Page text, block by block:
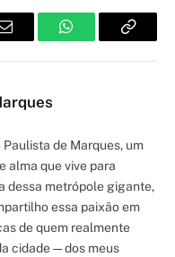
Email WhatsAppCopy
Paulista de Marques, um
alma que vive para
dessa metrópole gigante,
essa paixão em
de quem realmente
cidade — dos meus